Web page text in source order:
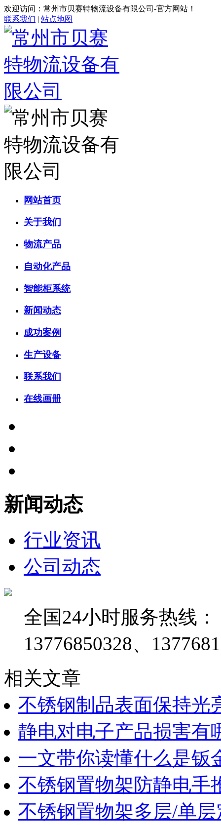
欢迎访问：常州市贝赛特物流设备有限公司-官方网站！
联系我们 | 站点地图
网站首页
关于我们
物流产品
自动化产品
智能柜系统
新闻动态
成功案例
生产设备
联系我们
在线画册
新闻动态
行业资讯
公司动态
全国24小时服务热线：
13776850328、
相关文章
不锈钢制品表面保持光
静电对电子产品损害有
一文带你读懂什么是钣
不锈钢置物架防静电手
不锈钢置物架多层/单